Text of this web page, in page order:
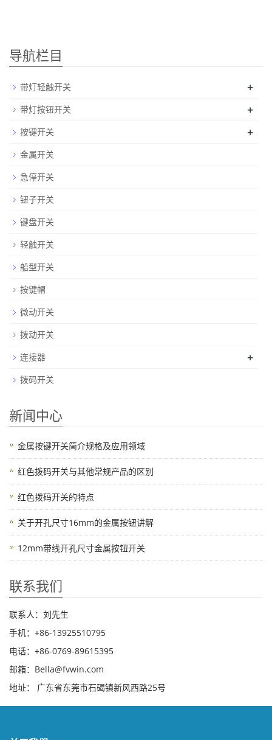
导航栏目
带灯轻触开关 +
带灯按钮开关 +
按键开关 +
金属开关
急停开关
钮子开关
键盘开关
轻触开关
船型开关
按键帽
微动开关
拨动开关
连接器
+
拨码开关
新闻中心
金属按键开关简介规格及应用领域
红色拨码开关与其他常规产品的区别
红色拨码开关的特点
关于开孔尺寸16mm的金属按钮讲解
12mm带线开孔尺寸金属按钮开关
联系我们
联系人：刘先生
手机：+86-13925510795
电话：+86-0769-89615395
邮箱：Bella@fvwin.com
地址： 广东省东莞市石碣镇新风西路25号